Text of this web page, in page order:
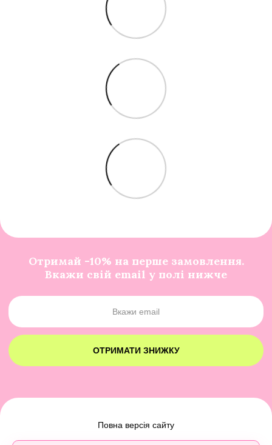
Отримай -10% на перше замовлення.
Вкажи свій email у полі нижче
ОТРИМАТИ ЗНИЖКУ
Повна версія сайту